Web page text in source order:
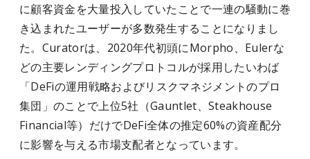
に顧客資金を大量投入していたことで一連の騒動に巻
き込まれたユーザーが多数発生することになりまし
た。Curatorは、2020年代初頭にMorpho、Eulerな
どの主要レンディングプロトコルが採用したいわば
「DeFiの運用戦略およびリスクマネジメントのプロ
集団」のことで上位5社（Gauntlet、Steakhouse
Financial等）だけでDeFi全体の推定60%の資産配分
に影響を与える市場支配者となっています。